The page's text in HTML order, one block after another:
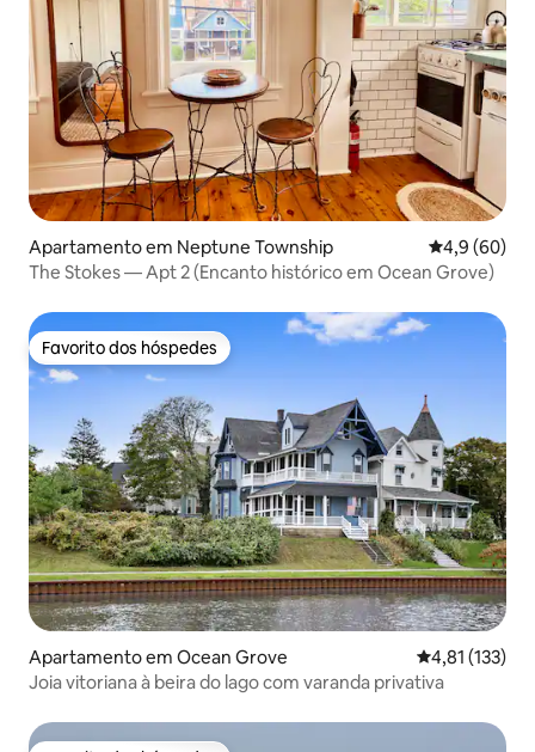
Apartamento em Neptune Township
4,9 (60)
The Stokes — Apt 2 (Encanto histórico em Ocean Grove)
Favorito dos hóspedes
Favorito dos hóspedes
Apartamento em Ocean Grove Classificação
4,81 (133)
Joia vitoriana à beira do lago com varanda privativa